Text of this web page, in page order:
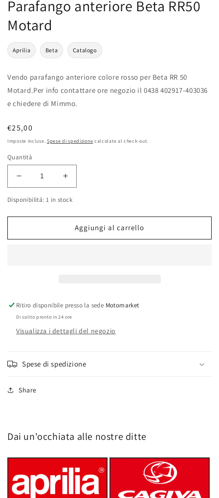
Parafango anteriore Beta RR50
Motard
Aprilia Beta Catalogo
Vendo parafango anteriore colore rosso per Beta RR 50
Motard.Per info contattare ore negozio il 0438 402917-403036
e chiedere di Mimmo.
Prezzo
di
€25,00
Imposte incluse. Spese di spedizione calcolate al check-out.
Quantità
Diminuisci
quantità
per
RR50
Aumenta
quantità
per
Beta
RR50
Disponibilitá: 1 in stock
Aggiungi al carrello
Ritiro disponibile presso la sede Motomarket
Di solito pronto in 24 ore
Visualizza i dettagli del negozio
Spese di spedizione
Share
Dai un'occhiata alle nostre ditte